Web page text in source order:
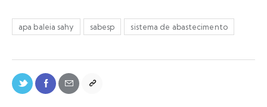
apa baleia sahy sabesp sistema de abastecimento